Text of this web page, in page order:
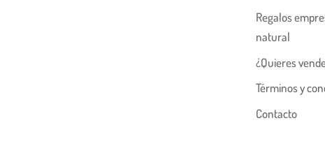
Regalos
natural
¿Quieres
Términos y
Contacto